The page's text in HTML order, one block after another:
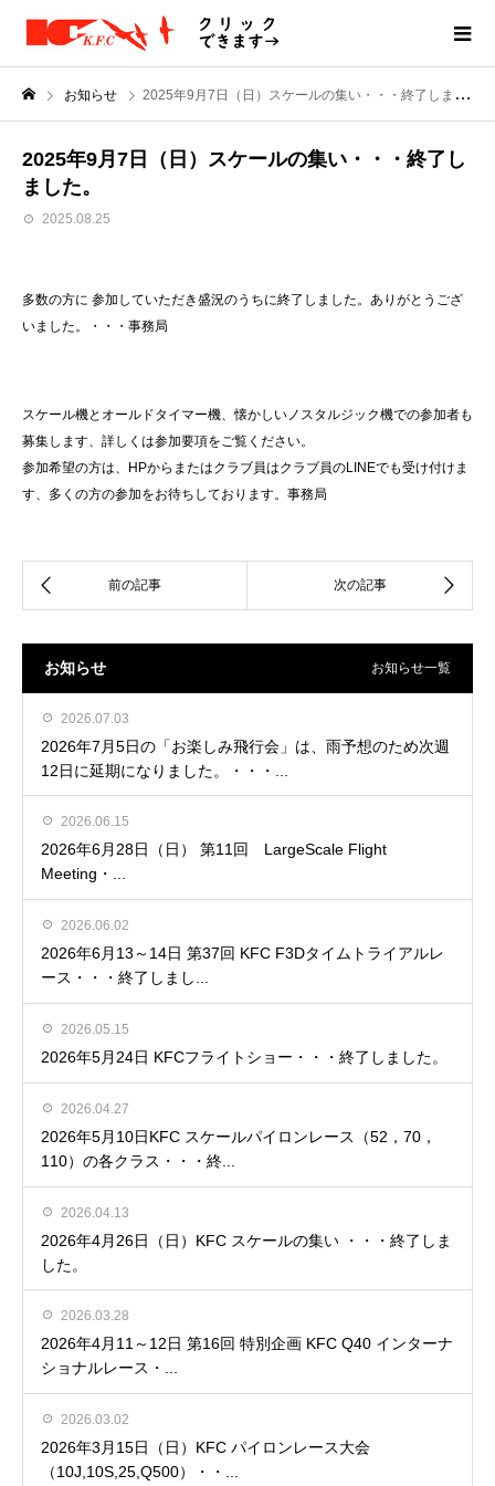
お知らせ 2025年9月7日（日）スケールの集い・・・終了しました。
2025年9月7日（日）スケールの集い・・・終了し
ました。
2025.08.25
多数の方に 参加していただき盛況のうちに終了しました。ありがとうござ
いました。・・・事務局
スケール機とオールドタイマー機、懐かしいノスタルジック機での参加者も
募集します、詳しくは参加要項をご覧ください。
参加希望の方は、HPからまたはクラブ員はクラブ員のLINEでも受け付けま
す、多くの方の参加をお待ちしております。事務局
お知らせ お知らせ一覧
2026.07.03
2026年7月5日の「お楽しみ飛行会」は、雨予想のため次週
12日に延期になりました。・・・...
2026.06.15
2026年6月28日（日） 第11回 LargeScale Flight
Meeting・...
2026.06.02
2026年6月13～14日 第37回 KFC F3Dタイムトライアルレ
ース・・・終了しまし...
2026.05.15
2026年5月24日 KFCフライトショー・・・終了しました。
2026.04.27
2026年5月10日KFC スケールパイロンレース（52，70，
110）の各クラス・・・終...
2026.04.13
2026年4月26日（日）KFC スケールの集い ・・・終了しま
した。
2026.03.28
2026年4月11～12日 第16回 特別企画 KFC Q40 インターナ
ショナルレース・...
2026.03.02
2026年3月15日（日）KFC パイロンレース大会
（10J,10S,25,Q500）・・...